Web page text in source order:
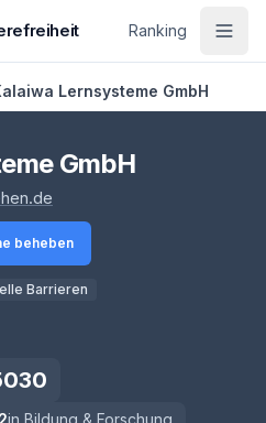
Ranking
Lernsysteme GmbH
GmbH
beheben
Barrieren
in Bildung & Forschung